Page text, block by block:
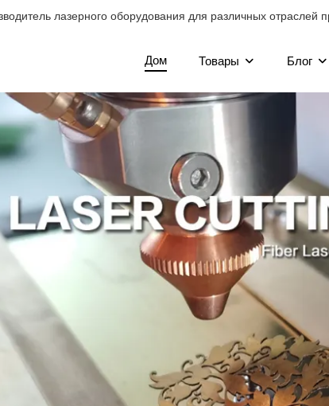
лазерного оборудования для различных отраслей
Дом Товары Блог